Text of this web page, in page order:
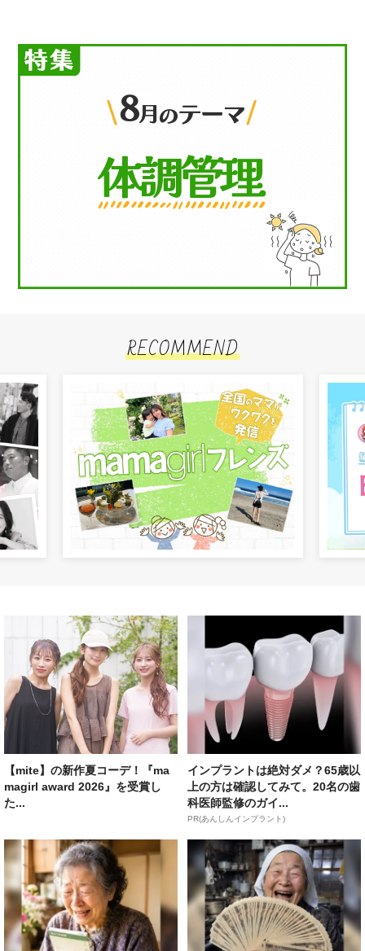
RECOMMEND
【mite】の新作夏コーデ！『ma
magirl award 2026』を受賞し
た...
インプラントは絶対ダメ？65歳以
上の方は確認してみて。20名の歯
科医師監修のガイ...
PR(あんしんインプラント)